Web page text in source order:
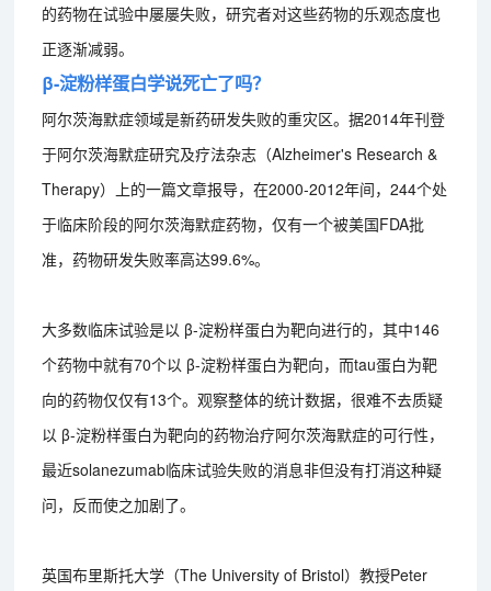
的药物在试验中屡屡失败，研究者对这些药物的乐观态度也
正逐渐减弱。
β-淀粉样蛋白学说死亡了吗？
阿尔茨海默症领域是新药研发失败的重灾区。据2014年刊登
于阿尔茨海默症研究及疗法杂志（Alzheimer's Research &
Therapy）上的一篇文章报导，在2000-2012年间，244个处
于临床阶段的阿尔茨海默症药物，仅有一个被美国FDA批
准，药物研发失败率高达99.6%。
大多数临床试验是以 β-淀粉样蛋白为靶向进行的，其中146
个药物中就有70个以 β-淀粉样蛋白为靶向，而tau蛋白为靶
向的药物仅仅有13个。观察整体的统计数据，很难不去质疑
以 β-淀粉样蛋白为靶向的药物治疗阿尔茨海默症的可行性，
最近solanezumab临床试验失败的消息非但没有打消这种疑
问，反而使之加剧了。
英国布里斯托大学（The University of Bristol）教授Peter